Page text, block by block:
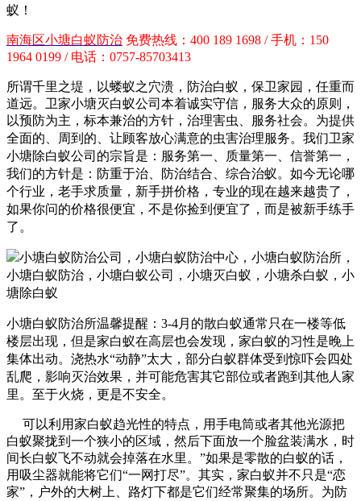
蚁！
南海区小塘白蚁防治 免费热线：400 189 1698 / 手机：150
1964 0199 / 电话：0757-85703413
所谓千里之堤，以蝼蚁之穴溃，防治白蚁，保卫家园，任重而
道远。卫家小塘灭白蚁公司本着诚实守信，服务大众的原则，
以预防为主，标本兼治的方针，治理害虫、服务社会。为提供
全面的、周到的、让顾客放心满意的虫害治理服务。 我们卫家
小塘除白蚁公司的宗旨是：服务第一、质量第一、信誉第一，
我们的方针是：防重于治、防治结合、综合治蚁。如今无论哪
个行业，老手求质量，新手拼价格，专业的现在越来越贵了，
如果你问的价格很便宜，不是你捡到便宜了，而是被新手练手
了。
小塘白蚁防治所温馨提醒：3-4月的散白蚁通常只在一楼等低
楼层出现，但是家白蚁在高层也会发现，家白蚁的习性是晚上
集体出动。浇热水“动静”太大，部分白蚁群体受到惊吓会四处
乱爬，影响灭治效果，并可能危害其它部位或者跑到其他人家
里。至于火烧，更是不安全。
可以利用家白蚁趋光性的特点，用手电筒或者其他光源把
白蚁聚拢到一个狭小的区域，然后下面放一个脸盆装满水，时
间长白蚁飞不动就会掉落在水里。”如果是零散的白蚁的话，
用吸尘器就能将它们“一网打尽”。其实，家白蚁并不只是“恋
家”，户外的大树上、路灯下都是它们经常聚集的场所。为防